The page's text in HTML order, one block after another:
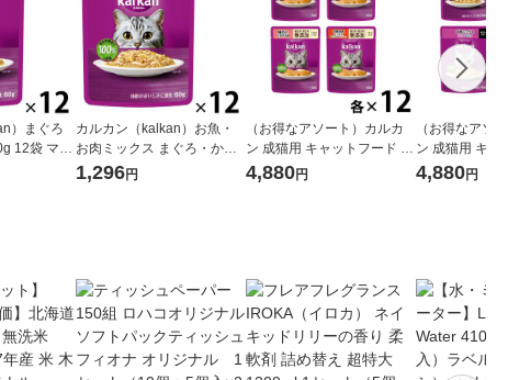
）まぐろ
12袋 マー
トフード
カルカン（kalkan）お魚・
お肉ミックス まぐろ・かつ
お・ささみ入り ゼリー仕立
1,296円
（お得なアソート）カルカ
ン 成猫用 キャットフード パ
ウチ やわらかパテ 無添加素
4,880円
（お得なアソ
ン 成猫用 キャ
ウチ ミックス
4,880円